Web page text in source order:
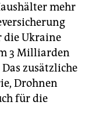
mehr
die Ukraine
3 Milliarden
zusätzliche
Drohnen
für die